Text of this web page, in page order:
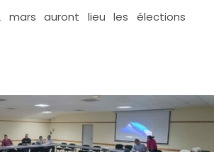
mars auront lieu les élections